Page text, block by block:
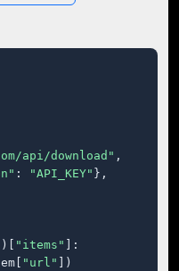
api/download" ,
: "API_KEY" },
"items"
]:
"url" ])